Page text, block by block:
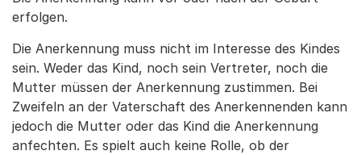
erfolgen.
Die Anerkennung muss nicht im Interesse des Kindes
sein. Weder das Kind, noch sein Vertreter, noch die
Mutter müssen der Anerkennung zustimmen. Bei
Zweifeln an der Vaterschaft des Anerkennenden kann
jedoch die Mutter oder das Kind die Anerkennung
anfechten. Es spielt auch keine Rolle, ob der